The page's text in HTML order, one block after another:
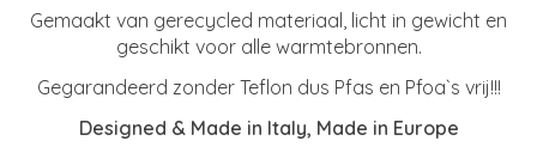
Gemaakt van gerecycled materiaal, licht in gewicht en
geschikt voor alle warmtebronnen.
Gegarandeerd zonder Teflon dus Pfas en Pfoa`s vrij!!!
Designed & Made in Italy, Made in Europe